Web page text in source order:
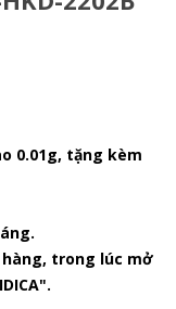
0.01g, tặng kèm
trong lúc mở